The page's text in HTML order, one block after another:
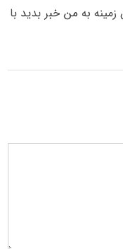
به من خبر بدید با